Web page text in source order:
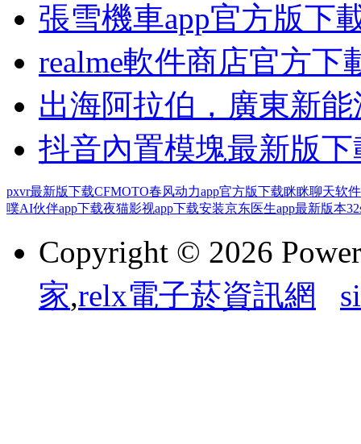
張雪機車app官方版下
realme軟件商店官方下
出海阿拉伯，廣東新
抖音內置模塊最新版下
pxvr最新版下载CFMOTO春风动力app官方版下载眯眯聊天软
噗AI伙伴app下载夜猫影视app下载安装京东医生app最新版本
Copyright © 2026
家,relx電子菸資訊網